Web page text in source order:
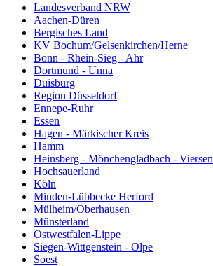
Landesverband NRW
Aachen-Düren
Bergisches Land
KV Bochum/Gelsenkirchen/Herne
Bonn - Rhein-Sieg - Ahr
Dortmund - Unna
Duisburg
Region Düsseldorf
Ennepe-Ruhr
Essen
Hagen - Märkischer Kreis
Hamm
Heinsberg - Mönchengladbach - Viersen
Hochsauerland
Köln
Minden-Lübbecke Herford
Mülheim/Oberhausen
Münsterland
Ostwestfalen-Lippe
Siegen-Wittgenstein - Olpe
Soest